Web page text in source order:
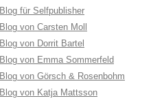
Blog für Selfpublisher
Blog von Carsten Moll
Blog von Dorrit Bartel
Blog von Emma Sommerfeld
Blog von Görsch & Rosenbohm
Blog von Katja Mattsson